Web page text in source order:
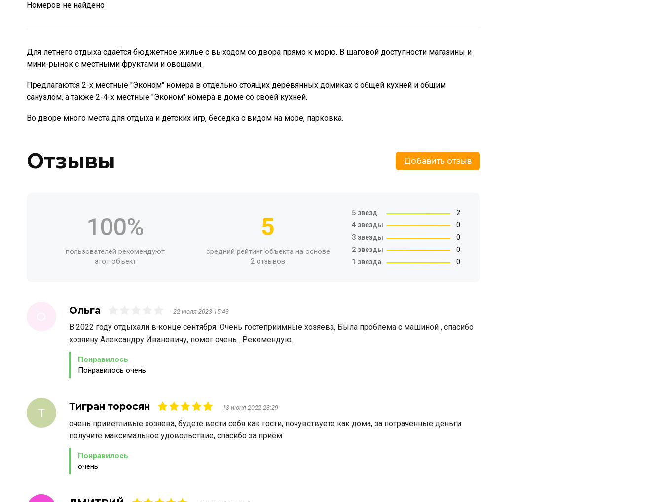
Номеров не найдено
Для летнего отдыха сдаётся бюджетное жилье с выходом со двора прямо к морю. В шаговой доступности магазины и
мини-рынок с местными фруктами и овощами.
Предлагаются 2-х местные "Эконом" номера в отдельно стоящих деревянных домиках с общей кухней и общим
санузлом, а также 2-4-х местные "Эконом" номера в доме со своей кухней.
Во дворе много места для отдыха и детских игр, беседка с видом на море, парковка.
Отзывы Добавить отзыв
100%
пользователей рекомендуют
этот объект
5
средний рейтинг объекта на основе
2 отзывов
5 звезд
2
4 звезды
0
3 звезды
0
2 звезды
0
1 звезда
0
Ольга 22 июля 2023 15:43
В 2022 году отдыхали в конце сентября. Очень гостеприимные хозяева, Была проблема с машиной , спасибо
хозяину Александру Ивановичу, помог очень . Рекомендую.
Понравилось
Понравилось очень
Т Тигран торосян 13 июня 2022 23:29
очень приветливые хозяева, будете вести себя как гости, почувствуете как дома, за потраченные деньги
получите максимальное удовольствие, спасибо за приём
Понравилось
очень